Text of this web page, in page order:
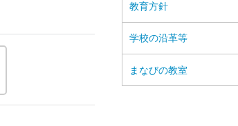
教育方針
学校の沿革等
まなびの教室